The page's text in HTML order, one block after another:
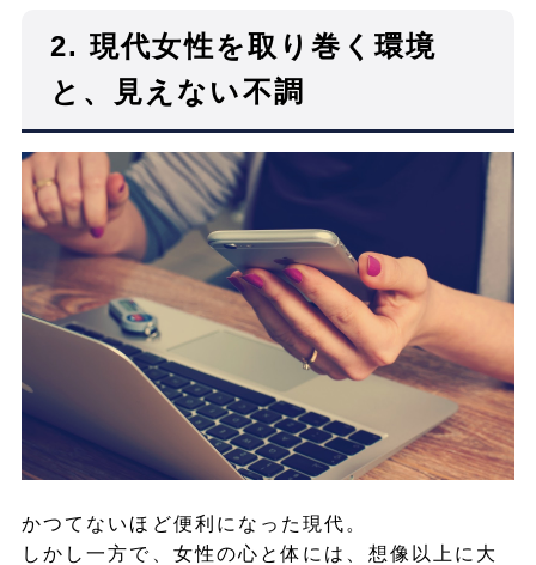
2.現代女性を取り巻く環境
と、見えない不調
かつてないほど便利になった現代。
しかし一方で、女性の心と体には、想像以上に大